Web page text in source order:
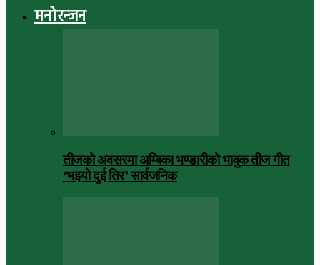
मनोरन्जन
तीजको अवसरमा अम्बिका भण्डारीको भावुक तीज गीत
‘भइयो दुई तिर’ सार्वजनिक